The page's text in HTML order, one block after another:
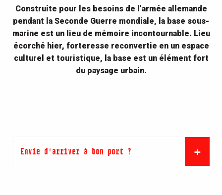
Construite pour les besoins de l’armée allemande
pendant la Seconde Guerre mondiale, la base sous-
marine est un lieu de mémoire incontournable. Lieu
écorché hier, forteresse reconvertie en un espace
culturel et touristique, la base est un élément fort
du paysage urbain.
monument emblématique de la ville. Témoin
puissant et poignant de la Seconde Guerre
mondiale, lieu de mémoire incontournable,
LIRE LA SUITE
Envie d'arriver à bon port ?